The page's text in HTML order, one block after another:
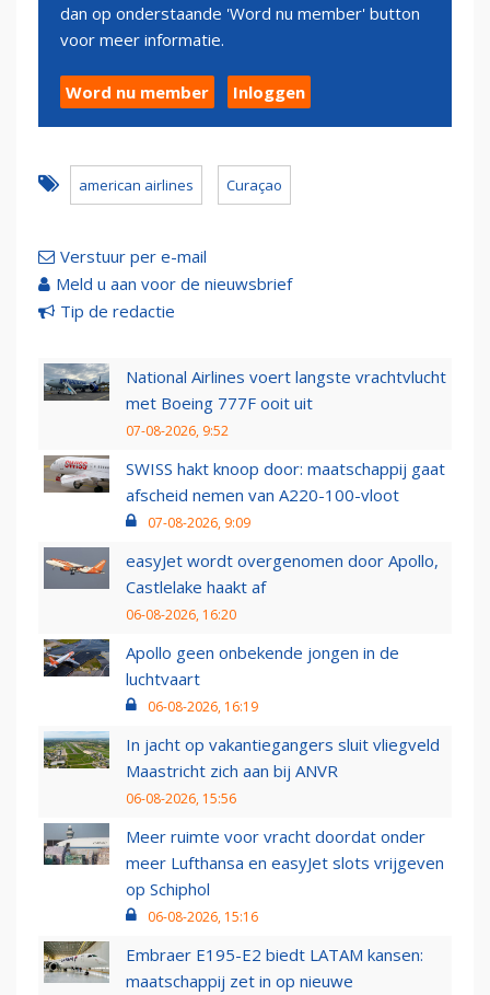
dan op onderstaande 'Word nu member' button
voor meer informatie.
Word nu member Inloggen
american airlines Curaçao
Verstuur per e-mail
Meld u aan voor de nieuwsbrief
Tip de redactie
National Airlines voert langste vrachtvlucht
met Boeing 777F ooit uit
07-08-2026, 9:52
SWISS hakt knoop door: maatschappij gaat
afscheid nemen van A220-100-vloot
07-08-2026, 9:09
easyJet wordt overgenomen door Apollo,
Castlelake haakt af
06-08-2026, 16:20
Apollo geen onbekende jongen in de
luchtvaart
06-08-2026, 16:19
In jacht op vakantiegangers sluit vliegveld
Maastricht zich aan bij ANVR
06-08-2026, 15:56
Meer ruimte voor vracht doordat onder
meer Lufthansa en easyJet slots vrijgeven
op Schiphol
06-08-2026, 15:16
Embraer E195-E2 biedt LATAM kansen:
maatschappij zet in op nieuwe